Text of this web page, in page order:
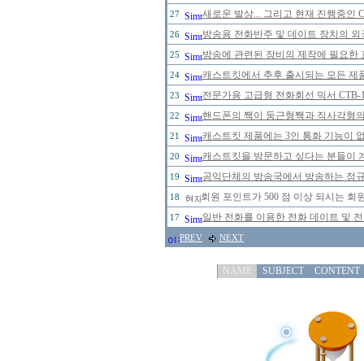
27 새로운 발상... 그리고 현재 진행중인
26 방송용 전화반주 및 데이트 장치의
25 방송에 관련된 장비의 제작에 필요
24 캐스트킷에서 추후 출시되는 모든
23 전문가용 고급형 전화회선 믹서
22 핸드폰의 짹이 둥근형짹과 직사각형
21 캐스트킷 제품에는 3인 통화 기능이
20 캐스트킷을 방문하고 싶다는 분들이
19 공익단체의 방송국에서 방송하는 정
18 회원 포인트가 500 점 이상 되시는 회
17 일반 전화를 이용한 전화 데이트 및
PREV NEXT